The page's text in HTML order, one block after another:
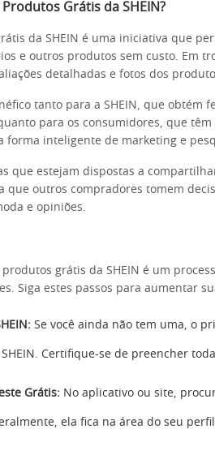
Grátis da SHEIN?
da SHEIN é uma iniciativa que
e outros produtos sem custo. Em
detalhadas e fotos dos
tanto para a SHEIN, que obtém
para os consumidores, que
forma inteligente de marketing e
que estejam dispostas a
que outros compradores tomem
e opiniões.
grátis da SHEIN é um
Siga estes passos para aumentar
Se você ainda não tem uma, o
Certifique-se de preencher
Grátis: No aplicativo ou site,
ela fica na área do seu